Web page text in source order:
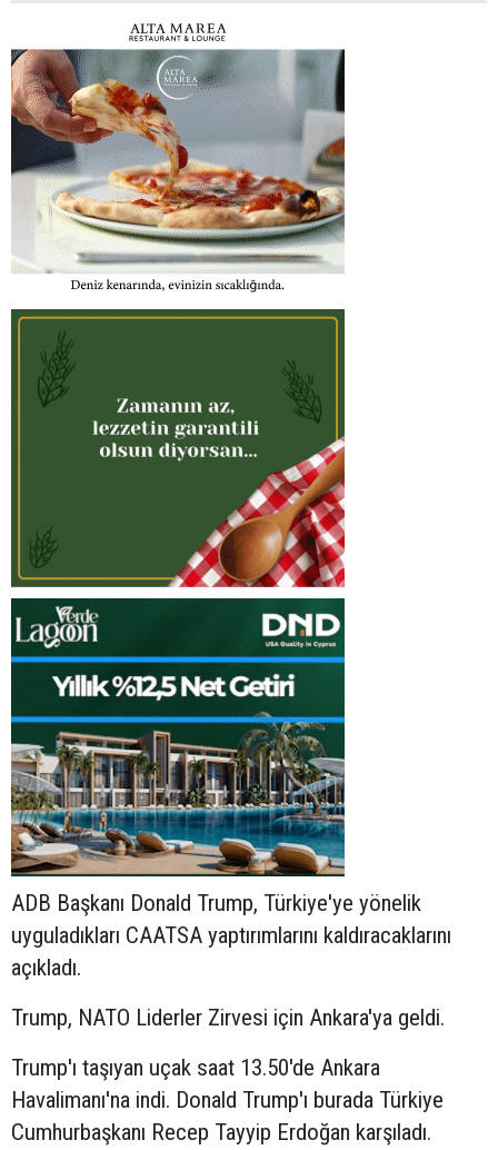
ADB Başkanı Donald Trump, Türkiye'ye yönelik
uyguladıkları CAATSA yaptırımlarını kaldıracaklarını
açıkladı.
Trump, NATO Liderler Zirvesi için Ankara'ya geldi.
Trump'ı taşıyan uçak saat 13.50'de Ankara
Havalimanı'na indi. Donald Trump'ı burada Türkiye
Cumhurbaşkanı Recep Tayyip Erdoğan karşıladı.